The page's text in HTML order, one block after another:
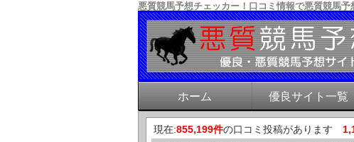
悪質競馬予想チェッカー！口コミ情報で悪質競馬予
ホーム 優良サイト一覧
現在:855,199件の口コミ投稿があります